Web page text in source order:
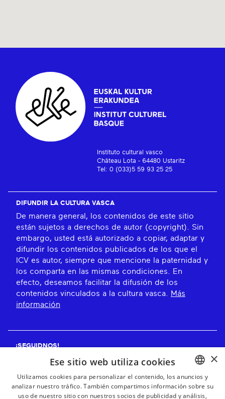
Instituto cultural vasco
Château Lota - 64480 Ustaritz
Tel: 0 (033)5 59 93 25 25
DIFUNDIR LA CULTURA VASCA
De manera general, los contenidos de este sitio
están sujetos a derechos de autor (copyright). Sin
embargo, usted está autorizado a copiar, adaptar y
difundir los contenidos publicados de los que el
ICV es autor, siempre que mencione la paternidad y
los comparta en las mismas condiciones. En
efecto, deseamos facilitar la difusión de los
contenidos vinculados a la cultura vasca. Más
información
¡SEGUIDNOS!
¡RECIBE NUESTROS BOLETINES!
BASQUE
×
Ese sitio web utiliza cookies
Utilizamos cookies para personalizar el contenido, los anuncios y
analizar nuestro tráfico. También compartimos información sobre su
uso de nuestro sitio con nuestros socios de publicidad y análisis,